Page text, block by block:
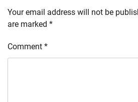
Your email address will not be
are marked *
Comment *